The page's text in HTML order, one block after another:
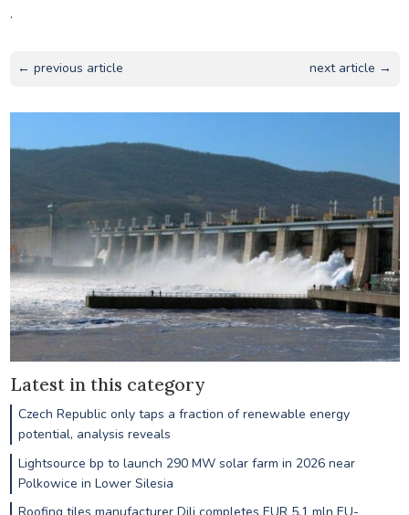
.
← previous article next article →
Latest in this category
Czech Republic only taps a fraction of renewable energy
potential, analysis reveals
Lightsource bp to launch 290 MW solar farm in 2026 near
Polkowice in Lower Silesia